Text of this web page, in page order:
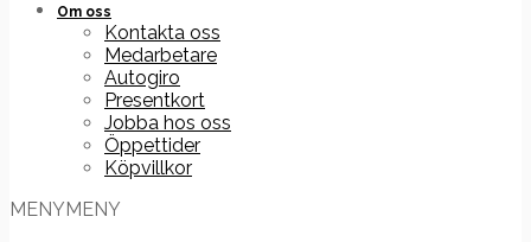
Om oss
Kontakta oss
Medarbetare
Autogiro
Presentkort
Jobba hos oss
Öppettider
Köpvillkor
MENYMENY